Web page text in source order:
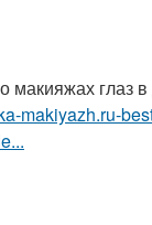
макияжах глаз
makiyazh.ru-